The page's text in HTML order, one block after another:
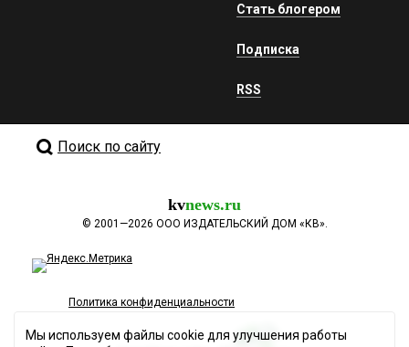
Стать блогером
Подписка
RSS
Поиск по сайту
kvnews.ru
© 2001—2026 ООО ИЗДАТЕЛЬСКИЙ ДОМ «КВ».
Политика конфиденциальности
Мы используем файлы cookie для улучшения работы